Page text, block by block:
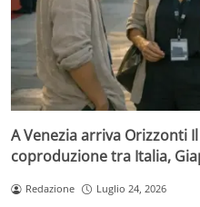
A Venezia arriva Orizzonti
coproduzione tra Italia,
Redazione Luglio 24, 2026